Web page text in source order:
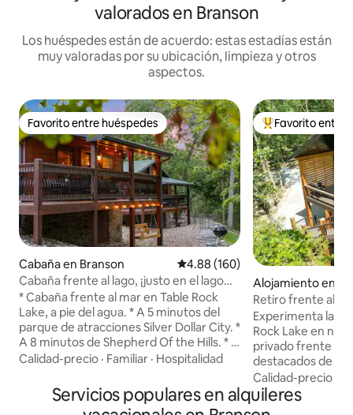
valorados en Branson
Los huéspedes están de acuerdo: estas estadías están
muy valoradas por su ubicación, limpieza y otros
aspectos.
Favorito entre huéspedes
Favorito entre huéspedes
Cabaña en Branson Calificación promedio: 4.88 de
4.88 (160)
Cabaña frente al lago, ¡justo en el lago
Table Rock!
* Cabaña frente al mar en Table Rock
Lake, a pie del agua. * A 5 minutos del
parque de atracciones Silver Dollar City. *
A 8 minutos de Shepherd Of the Hills. * A
15 minutos del Branson Landing. * Vistas
natación para pescar/nadar. * Kayaks
proporcionados en el muelle. * Las
Calidad-precio · Familiar · Hospitalidad
Favorito entre
Favorito entre
Alojamiento en
Retiro frente al
piscina de agua
Experimenta la
Rock Lake en
privado frente al
destacados de la
privado, piscina
Terraza privada
alta velocidad
Calidad-precio
Servicios populares en alquileres